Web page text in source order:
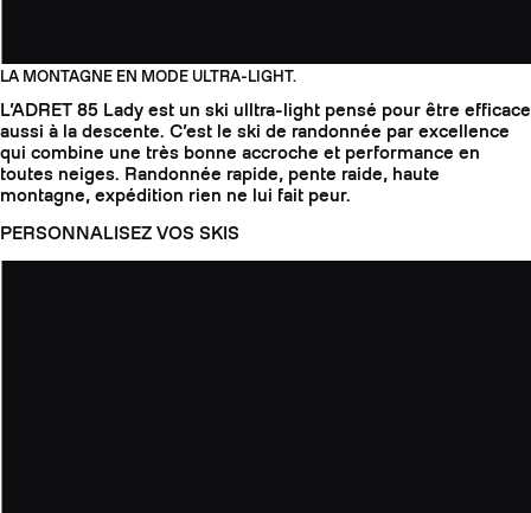
LA MONTAGNE EN MODE ULTRA-LIGHT.
L’ADRET 85 Lady est un ski ulltra-light pensé pour être efficace
aussi à la descente. C’est le ski de randonnée par excellence
qui combine une très bonne accroche et performance en
toutes neiges. Randonnée rapide, pente raide, haute
montagne, expédition rien ne lui fait peur.
PERSONNALISEZ VOS SKIS